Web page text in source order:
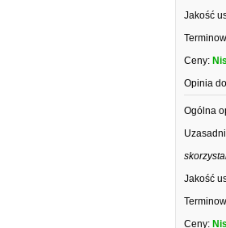
Jakość
Ceny:
Opinia
Ogólna
Jakość
Ceny: